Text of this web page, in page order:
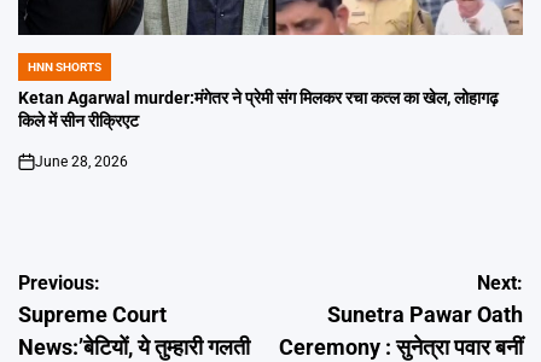
POSTED
IN
HNN SHORTS
Ketan Agarwal murder:मंगेतर ने प्रेमी संग मिलकर रचा कत्ल का खेल, लोहागढ़
किले में सीन रीक्रिएट
on
June 28, 2026
Post
navigation
Previous:
Supreme Court
News:’बेटियों, ये तुम्हारी गलती
Next:
Sunetra Pawar Oath
Ceremony : सुनेत्रा पवार बनीं